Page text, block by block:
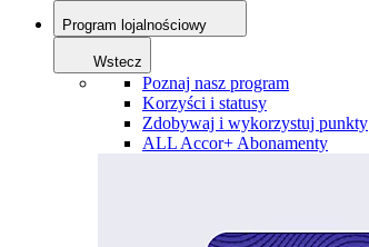
Program lojalnościowy
Wstecz
Poznaj nasz program
Korzyści i statusy
Zdobywaj i wykorzystuj punkty
ALL Accor+ Abonamenty